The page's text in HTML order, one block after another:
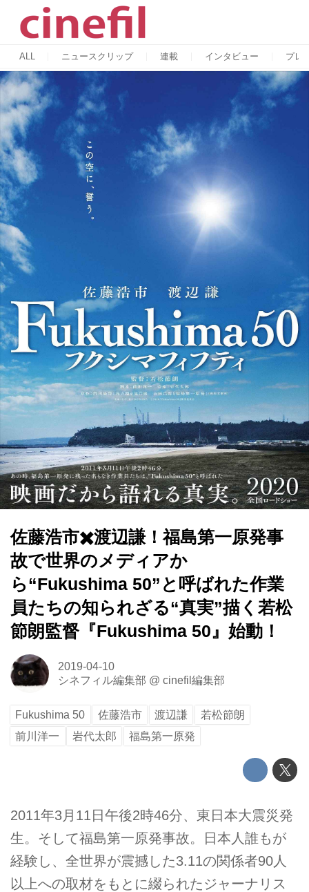
ALL ニュースクリップ 連載 インタビュー プレ
佐藤浩市✖️渡辺謙！福島第一原発事
故で世界のメディアか
ら“Fukushima 50”と呼ばれた作業
員たちの知られざる“真実”描く若松
節朗監督『Fukushima 50』始動！
2019-04-10
シネフィル編集部 @ cinefil編集部
Fukushima 50 佐藤浩市 渡辺謙
若松節朗
前川洋一
岩代太郎 福島第一原発
2011年3月11日午後2時46分、東日本大震災発
生。そして福島第一原発事故。日本人誰もが
経験し、全世界が震撼した3.11の関係者90人
以上への取材をもとに綴られたジャーナリス